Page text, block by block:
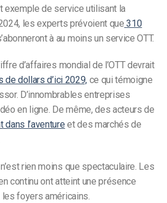
exemple de service utilisant la
les experts prévoient que 310
à au moins un service OTT.
d’affaires mondial de l’OTT devrait
de dollars d’ici 2029, ce qui témoigne
D’innombrables entreprises
en ligne. De même, des acteurs de
dans l’aventure et des marchés de
rien moins que spectaculaire. Les
continu ont atteint une présence
foyers américains.